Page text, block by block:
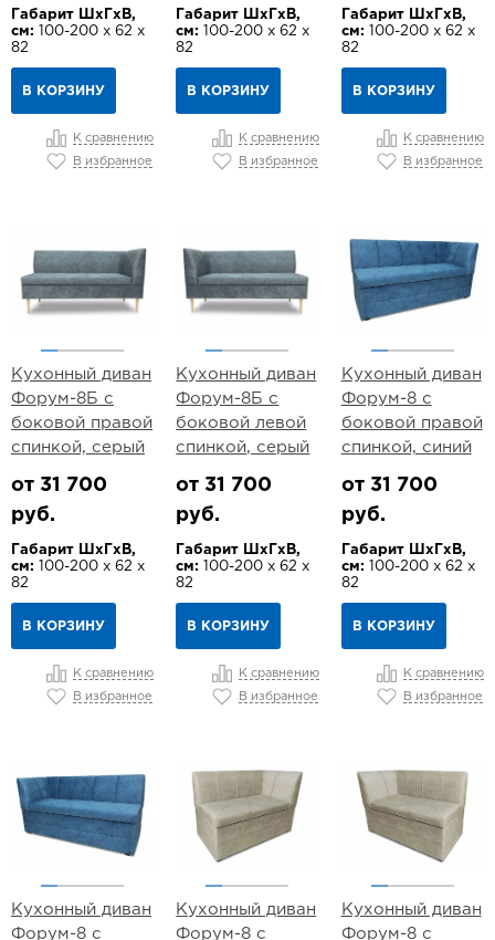
Габарит ШхГхВ,
см: 100-200 х 62 х
82
В КОРЗИНУ
К сравнению
В избранное
Габарит ШхГхВ,
см:
100-200 х 62 х
82
В КОРЗИНУ
К сравнению
В избранное
Габарит ШхГхВ,
см: 100-200 х 62 х
82
В КОРЗИНУ
К сравнению
В избранное
Кухонный диван
Форум-8Б с
боковой правой
спинкой, серый
от 31 700
руб.
Габарит ШхГхВ,
см: 100-200 х 62 х
82
В КОРЗИНУ
К сравнению
В избранное
Кухонный диван
Форум-8Б с
боковой левой
спинкой, серый
от 31 700
руб.
Габарит ШхГхВ,
см:
100-200 х 62 х
82
В КОРЗИНУ
К сравнению
В избранное
Кухонный диван
Форум-8 с
боковой правой
спинкой, синий
от 31 700
руб.
Габарит ШхГхВ,
см: 100-200 х 62 х
82
В КОРЗИНУ
К сравнению
В избранное
Кухонный диван
Форум-8 с
Кухонный диван
Форум-8 с
Кухонный диван
Форум-8 с